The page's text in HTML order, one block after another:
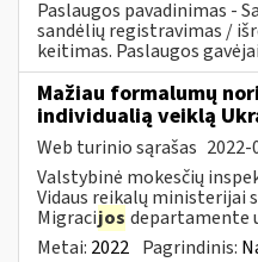
Paslaugos pavadinimas -
sandėlių registravimas /
keitimas. Paslaugos
Mažiau formalumų
individualią veiklą
Web turinio sąrašas 2022-
Valstybinė mokesčių
Vidaus reikalų ministerijai
Migracijos departamente
Metai: 2022 Pagrindinis: